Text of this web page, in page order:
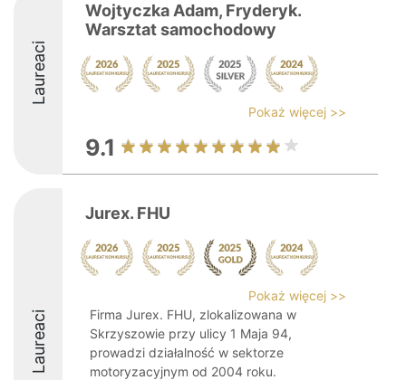
Laureaci
Wojtyczka Adam, Fryderyk.
Warsztat samochodowy
Pokaż więcej >>
9.1
Laureaci
Jurex. FHU
Pokaż więcej >>
Firma Jurex. FHU, zlokalizowana w
Skrzyszowie przy ulicy 1 Maja 94,
prowadzi działalność w sektorze
motoryzacyjnym od 2004 roku.